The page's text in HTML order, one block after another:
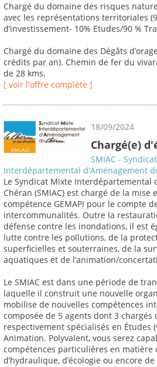
Chargé du domaine des risques
avec les représentations territoriales
d’investissement- 10% Etudes/90 %
Chargé du domaine des Dégâts
crédits par an). Chemin de fer du
de 28 kms.
[ voir l'offre complète ]
18/09/2024
Chargé(e)
SMIAC -
Interdépartemental d'Aménagement
Le Syndicat Mixte Interdépartemental
Chéran (SMIAC) est chargé de la mise
compétence GEMAPI pour le compte
intercommunalités. Outre la
défense contre les inondations, il est
lutte contre les pollutions, de la
superficielles et souterraines, de la
aquatiques et de l’animation/
Le SMIAC est dans une période de
laquelle il construit une nouvelle
mobilise de nouvelles compétences
composée de 5 agents dont 3 chargés
respectivement spécialisés en Études
Animation. Polyvalent, vous serez
compétences particulières en matière
d’hydraulique, d’écologie ou encore